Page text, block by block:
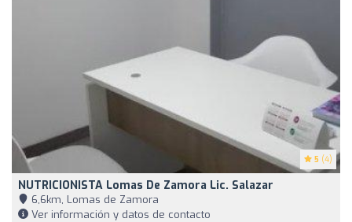
5 (4)
NUTRICIONISTA Lomas De Zamora Lic. Salazar
6,6km, Lomas de Zamora
Ver información y datos de contacto